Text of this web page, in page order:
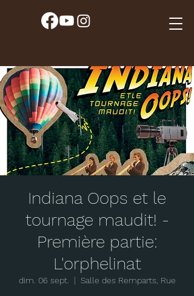
Indiana Oops et le
tournage maudit! -
Première partie:
L'orphelinat
dim. 06 sept.
  |
Salle des Remparts, Rue